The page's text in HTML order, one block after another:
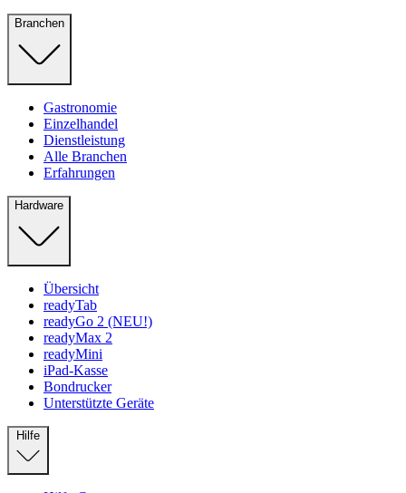
Branchen
Gastronomie
Einzelhandel
Dienstleistung
Alle Branchen
Erfahrungen
Hardware
Übersicht
readyTab
readyGo 2 (NEU!)
readyMax 2
readyMini
iPad-Kasse
Bondrucker
Unterstützte Geräte